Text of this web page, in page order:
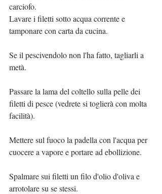
carciofo.
Lavare i filetti sotto acqua corrente e
tamponare con carta da cucina.
Se il pescivendolo non l'ha fatto, tagliarli a
metà.
Passare la lama del coltello sulla pelle dei
filetti di pesce (vedrete si toglierà con molta
facilità).
Mettere sul fuoco la padella con l'acqua per
cuocere a vapore e portare ad ebollizione.
Spalmare sui filetti un filo d'olio d'oliva e
arrotolare su se stessi.